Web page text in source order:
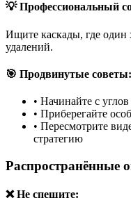
💡 Профессиональный
Ищите каскады, где один
удалений.
🎯 Продвинутые советы:
• Начинайте с
• Приберегайте
• Пересмотрите
стратегию
Распространённые
❌ Не спешите: